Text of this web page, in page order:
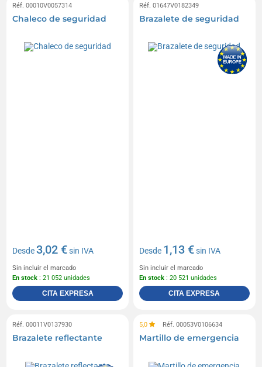
Réf. 00010V0057314
Chaleco de seguridad
Desde3,02 €sin IVA
Sin incluir el marcado
En stock : 21 052 unidades
CITA EXPRESA
Réf. 01647V0182349
Brazalete de seguridad
Desde 1,13 €sin IVA
Sin incluir el marcado
En stock : 20 521 unidades
CITA EXPRESA
Réf. 00011V0137930
Brazalete reflectante
5,0 Réf. 00053V0106634
Martillo de emergencia